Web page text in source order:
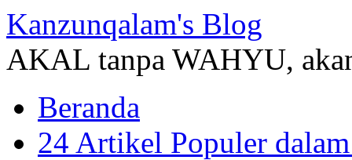
Kanzunqalam's Blog
AKAL tanpa WAHYU,
Beranda
24 Artikel Populer